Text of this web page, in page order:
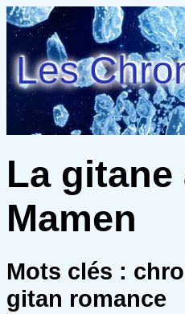
Les
La gitane
Mamen
Mots clés :
gitan romance